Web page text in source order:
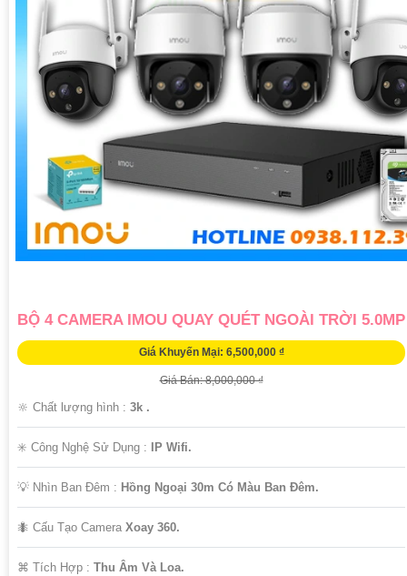
BỘ 4 CAMERA IMOU QUAY QUÉT NGOÀI TRỜI 5.0MP
Giá Khuyến Mại: 6,500,000 ₫
Giá Bán: 8,000,000 ₫
🔆 Chất lượng hình : 3k .
✳️ Công Nghệ Sử Dụng : IP Wifi.
💡 Nhìn Ban Đêm : Hồng Ngoại 30m Có Màu Ban Ðêm.
🐜 Cấu Tạo Camera Xoay 360.
️⌘ Tích Hợp : Thu Âm Và Loa.